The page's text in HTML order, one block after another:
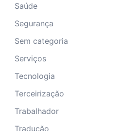
Saúde
Segurança
Sem categoria
Serviços
Tecnologia
Terceirização
Trabalhador
Tradução